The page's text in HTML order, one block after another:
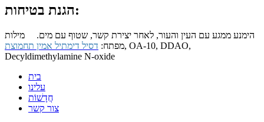
הגנת בטיחות:
הימנע ממגע עם העין והעור, לאחר יצירת קשר, שטוף עם מים.
מילות
מפתח: דסיל דימתיל אמין תחמוצת
, OA-10, DDAO,
Decyldimethylamine N-oxide
בית
עלינו
חֲדָשׁוֹת
צור קשר